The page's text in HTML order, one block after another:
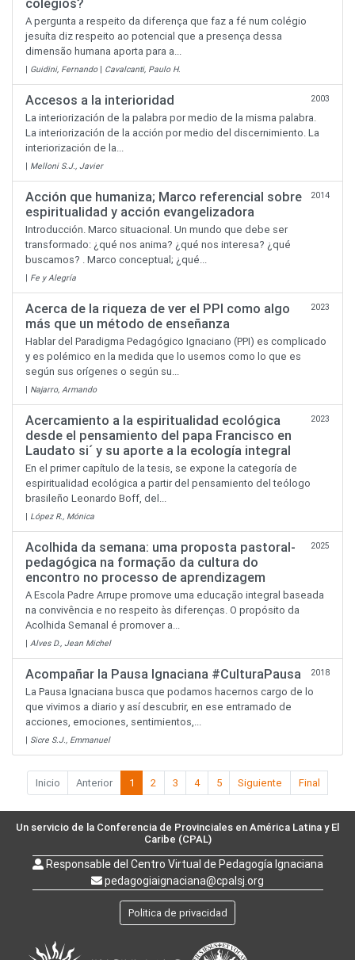
A pergunta a respeito da diferença que faz a fé num colégio
jesuíta diz respeito ao potencial que a presença dessa
dimensão humana aporta para a...
| Guidini, Fernando| Cavalcanti, Paulo H.
Accesos a la interioridad 2003
La interiorización de la palabra por medio de la misma palabra.
La interiorización de la acción por medio del discernimiento. La
interiorización de la...
| Melloni S.J., Javier
Acción que humaniza; Marco referencial sobre
espiritualidad y acción evangelizadora
2014
Introducción. Marco situacional. Un mundo que debe ser
transformado: ¿qué nos anima? ¿qué nos interesa? ¿qué
buscamos? . Marco conceptual; ¿qué...
| Fe y Alegría
Acerca de la riqueza de ver el PPI como algo
más que un método de enseñanza
2023
Hablar del Paradigma Pedagógico Ignaciano (PPI) es complicado
y es polémico en la medida que lo usemos como lo que es
según sus orígenes o según su...
| Najarro, Armando
Acercamiento a la espiritualidad ecológica
desde el pensamiento del papa Francisco en
Laudato si´ y su aporte a la ecología integral
2023
En el primer capítulo de la tesis, se expone la categoría de
espiritualidad ecológica a partir del pensamiento del teólogo
brasileño Leonardo Boff, del...
| López R., Mónica
Acolhida da semana: uma proposta pastoral-
pedagógica na formação da cultura do
encontro no processo de aprendizagem
2025
A Escola Padre Arrupe promove uma educação integral baseada
na convivência e no respeito às diferenças. O propósito da
Acolhida Semanal é promover a...
|Alves D., Jean Michel
Acompañar la Pausa Ignaciana #CulturaPausa 2018
La Pausa Ignaciana busca que podamos hacernos cargo de lo
que vivimos a diario y así descubrir, en ese entramado de
acciones, emociones, sentimientos,...
| Sicre S.J., Emmanuel
Inicio Anterior 1 2 3 4 5 Siguiente Final
Un servicio de la Conferencia de Provinciales en América Latina y El
Caribe (CPAL)
Responsable del Centro Virtual de Pedagogía Ignaciana
pedagogiaignaciana@cpalsj.org
Politica de privacidad